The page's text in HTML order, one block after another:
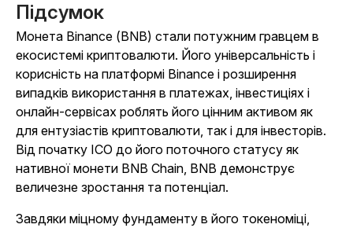
Підсумок
Монета Binance (BNB) стали потужним гравцем в
екосистемі криптовалюти. Його універсальність і
корисність на платформі Binance і розширення
випадків використання в платежах, інвестиціях і
онлайн-сервісах роблять його цінним активом як
для ентузіастів криптовалюти, так і для інвесторів.
Від початку ICO до його поточного статусу як
нативної монети BNB Chain, BNB демонструє
величезне зростання та потенціал.
Завдяки міцному фундаменту в його токеноміці,